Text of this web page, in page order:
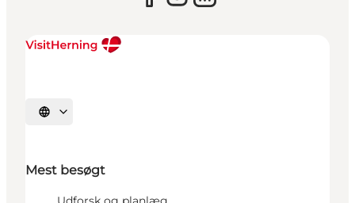
Vælg sprog
Mest besøgt